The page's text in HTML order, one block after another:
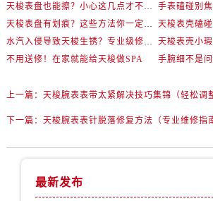
手表磕碰别
天梭表壳小
不用送修！在家就能给天梭做SPA
上一篇： 天梭腕表表带太紧解决技巧集锦（轻松调
下一篇： 天梭腕表表针脱落修复方法（专业维修指
最新发布